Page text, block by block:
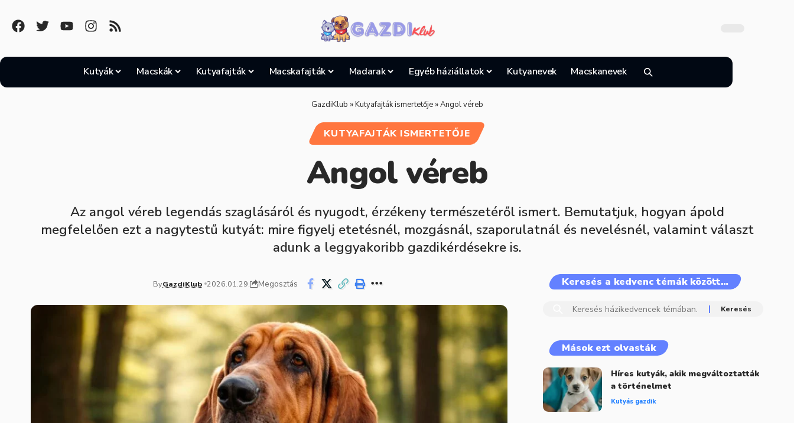
Kutyák Macskák Kutyafajták Macskafajták Madarak Egyéb háziállatok Kutyanevek Macskanevek
GazdiKlub »Kutyafajták ismertetője»Angol véreb
KUTYAFAJTÁK ISMERTETŐJE
Angol véreb
Az angol véreb legendás szaglásáról és nyugodt, érzékeny természetéről ismert. Bemutatjuk, hogyan ápold
megfelelően ezt a nagytestű kutyát: mire figyelj etetésnél, mozgásnál, szaporulatnál és nevelésnél, valamint választ
adunk a leggyakoribb gazdikérdésekre is.
ByGazdiKlub 2026.01.29. Megosztás Keresés a kedvenc témák között…
Mások ezt olvasták
Híres kutyák, akik megváltoztatták
a történelmet
Kutyás gazdik